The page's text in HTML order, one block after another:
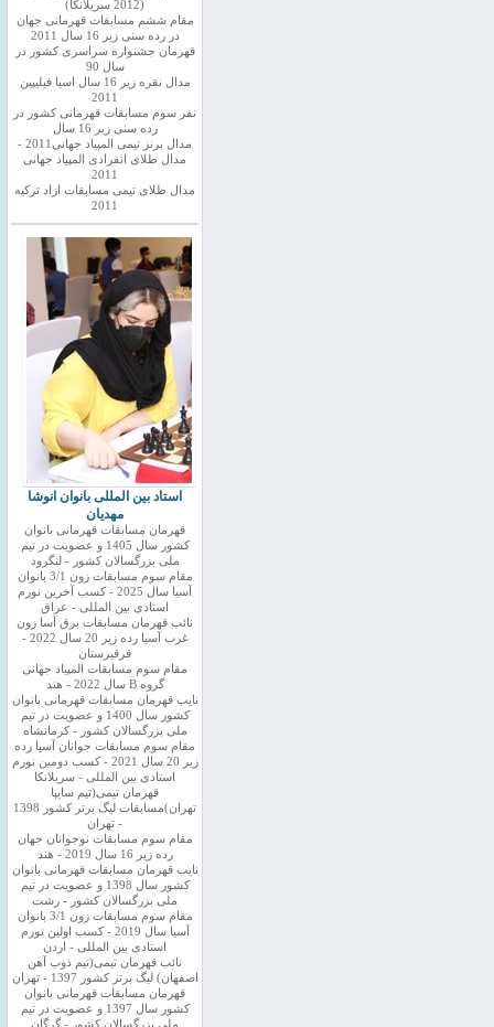
(2012 سريلانكا)
مقام ششم مسابقات قهرمانی جهان
در رده سنی زیر 16 سال 2011
قهرمان جشنواره سراسری کشور در
سال 90
مدال نقره زیر 16 سال اسیا فیلیپین
2011
نفر سوم مسابقات قهرمانی کشور در
رده سنی زیر 16 سال
مدال برنز تیمی المپیاد جهانی2011 -
مدال طلای انفرادی المپیاد جهانی
2011
مدال طلای تیمی مسابقات ازاد ترکیه
2011
استاد بین المللی بانوان انوشا
مهدیان
قهرمان مسابقات قهرمانی بانوان
کشور سال 1405 و عضویت در تیم
ملی بزرگسالان کشور - لنگرود
مقام سوم مسابقات زون 3/1 بانوان
آسیا سال 2025 - کسب آخرین نورم
استادی بین المللی - عراق
نائب قهرمان مسابقات برق آسا زون
غرب آسیا رده زیر 20 سال 2022 -
قرقیزستان
مقام سوم مسابقات المپیاد جهانی
گروه B سال 2022 - هند
نایب قهرمان مسابقات قهرمانی بانوان
کشور سال 1400 و عضویت در تیم
ملی بزرگسالان کشور - کرمانشاه
مقام سوم مسابقات جوانان آسیا رده
زیر 20 سال 2021 - کسب دومین نورم
استادی بین المللی - سریلانکا
قهرمان تیمی(تیم سایپا
تهران)مسابقات لیگ برتر کشور 1398
- تهران
مقام سوم مسابقات نوجوانان جهان
رده زیر 16 سال 2019 - هند
نایب قهرمان مسابقات قهرمانی بانوان
کشور سال 1398 و عضویت در تیم
ملی بزرگسالان کشور - رشت
مقام سوم مسابقات زون 3/1 بانوان
آسیا سال 2019 - کسب اولین نورم
استادی بین المللی - اردن
نائب قهرمان تیمی(تیم ذوب آهن
اصفهان) لیگ برتر کشور 1397 - تهران
قهرمان مسابقات قهرمانی بانوان
کشور سال 1397 و عضویت در تیم
ملی بزرگسالان کشور - گرگان